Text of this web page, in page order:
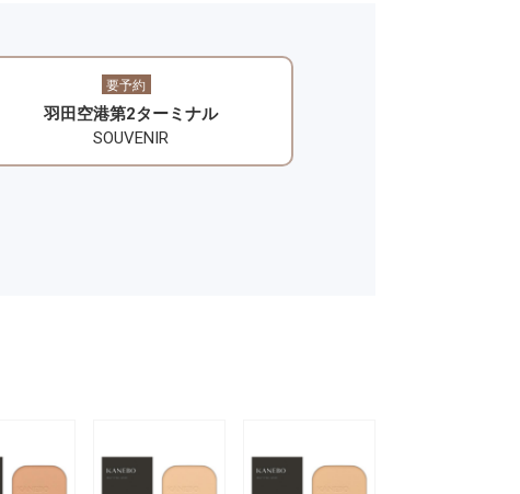
要予約
羽田空港第2ターミナル
SOUVENIR